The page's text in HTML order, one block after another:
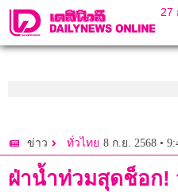
27
ข่าว ทั่วไทย 8 ก.ย. 2568 •
ฝ่าน้ำท่วมสุดช็อก!